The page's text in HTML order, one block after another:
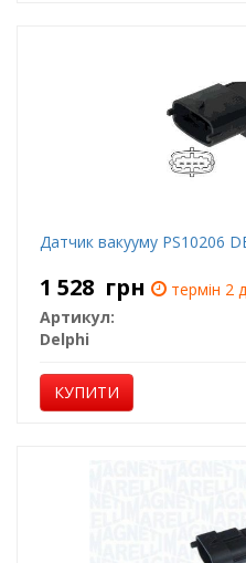
Датчик вакууму PS10206
1 528 грн
термін 2
Артикул:
Delphi
КУПИТИ